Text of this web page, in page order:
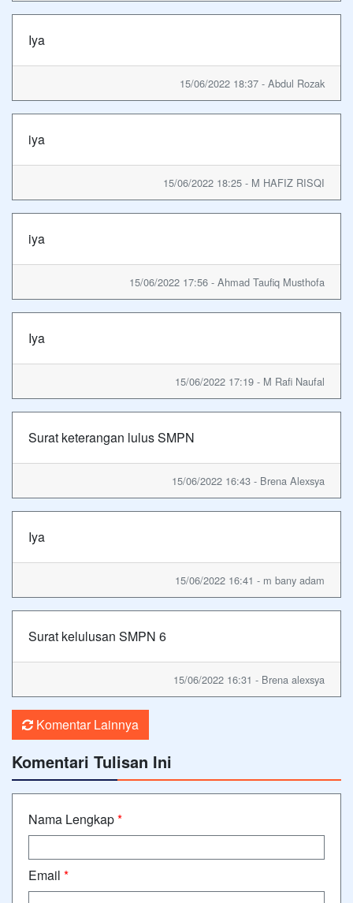
Iya
15/06/2022 18:37 - Abdul Rozak
iya
15/06/2022 18:25 - M HAFIZ RISQI
iya
15/06/2022 17:56 - Ahmad Taufiq Musthofa
Iya
15/06/2022 17:19 - M Rafi Naufal
Surat keterangan lulus SMPN
15/06/2022 16:43 - Brena Alexsya
Iya
15/06/2022 16:41 - m bany adam
Surat kelulusan SMPN 6
15/06/2022 16:31 - Brena alexsya
Komentar Lainnya
Komentari Tulisan Ini
Nama Lengkap*
Email *